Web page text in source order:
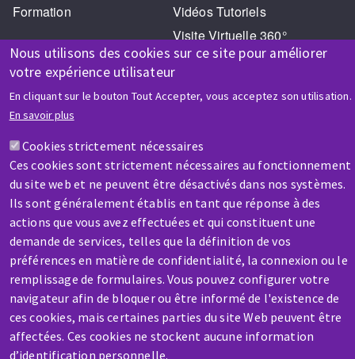
Nous utilisons des cookies sur ce site pour améliorer
votre expérience utilisateur
En cliquant sur le bouton Tout Accepter, vous acceptez son utilisation.
En savoir plus
Cookies strictement nécessaires
Ces cookies sont strictement nécessaires au fonctionnement
du site web et ne peuvent être désactivés dans nos systèmes.
Ils sont généralement établis en tant que réponse à des
actions que vous avez effectuées et qui constituent une
demande de services, telles que la définition de vos
préférences en matière de confidentialité, la connexion ou le
remplissage de formulaires. Vous pouvez configurer votre
navigateur afin de bloquer ou être informé de l'existence de
ces cookies, mais certaines parties du site Web peuvent être
affectées. Ces cookies ne stockent aucune information
d’identification personnelle.
Formation
Vidéos Tutoriels
Visite Virtuelle 360°
AIDE & CONTACT
Une question ? Un renseignement ?
Contactez-nous
SAV / RÉPARATION